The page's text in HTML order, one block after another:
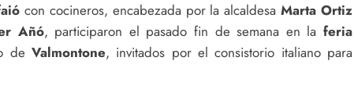
con cocineros, encabezada por la alcaldesaMarta Ortiz
Añó, participaron el pasado fin de semana en laferia
de Valmontone, invitados por el consistorio italiano para